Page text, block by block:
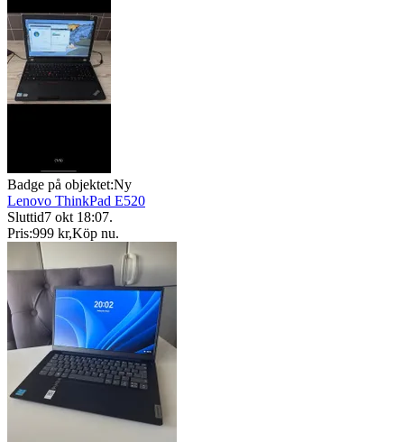
Badge på objektet:Ny
Lenovo ThinkPad E520
Sluttid7 okt 18:07.
Pris:999 kr,Köp nu.